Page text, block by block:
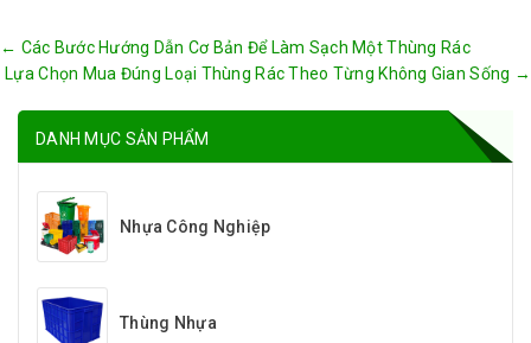
Post
navigation
← Các Bước Hướng Dẫn Cơ Bản Để Làm Sạch Một Thùng Rác
Lựa Chọn Mua Đúng Loại Thùng Rác Theo Từng Không Gian Sống →
DANH MỤC SẢN PHẨM
Nhựa Công Nghiệp
Thùng Nhựa